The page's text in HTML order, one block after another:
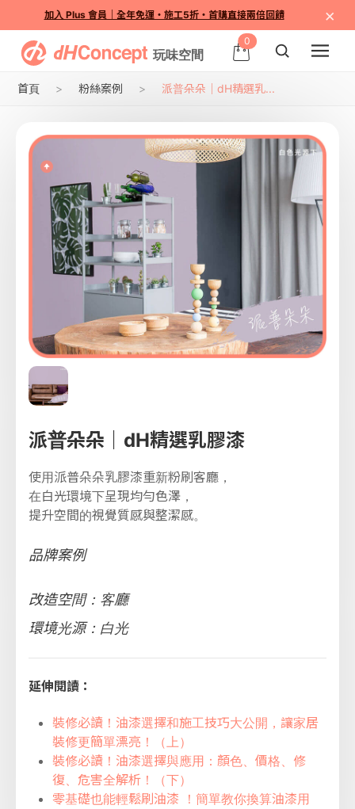
加入 Plus 會員｜全年免運・施工5折・首購直接兩倍回饋 ×
0
首頁 粉絲案例 派普朵朵｜dH精選乳...
派普朵朵｜dH精選乳膠漆
使用派普朵朵乳膠漆重新粉刷客廳，
在白光環境下呈現均勻色澤，
提升空間的視覺質感與整潔感。
品牌案例
改造空間：客廳
環境光源：白光
延伸閱讀：
裝修必讀！油漆選擇和施工技巧大公開，讓家居
裝修更簡單漂亮！（上）
裝修必讀！油漆選擇與應用：顏色、價格、修
復、危害全解析！（下）
零基礎也能輕鬆刷油漆 ！簡單教你換算油漆用